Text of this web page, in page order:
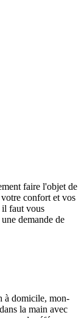
faire l'objet de
confort et vos
il faut vous
demande de
à domicile, mon-
la main avec